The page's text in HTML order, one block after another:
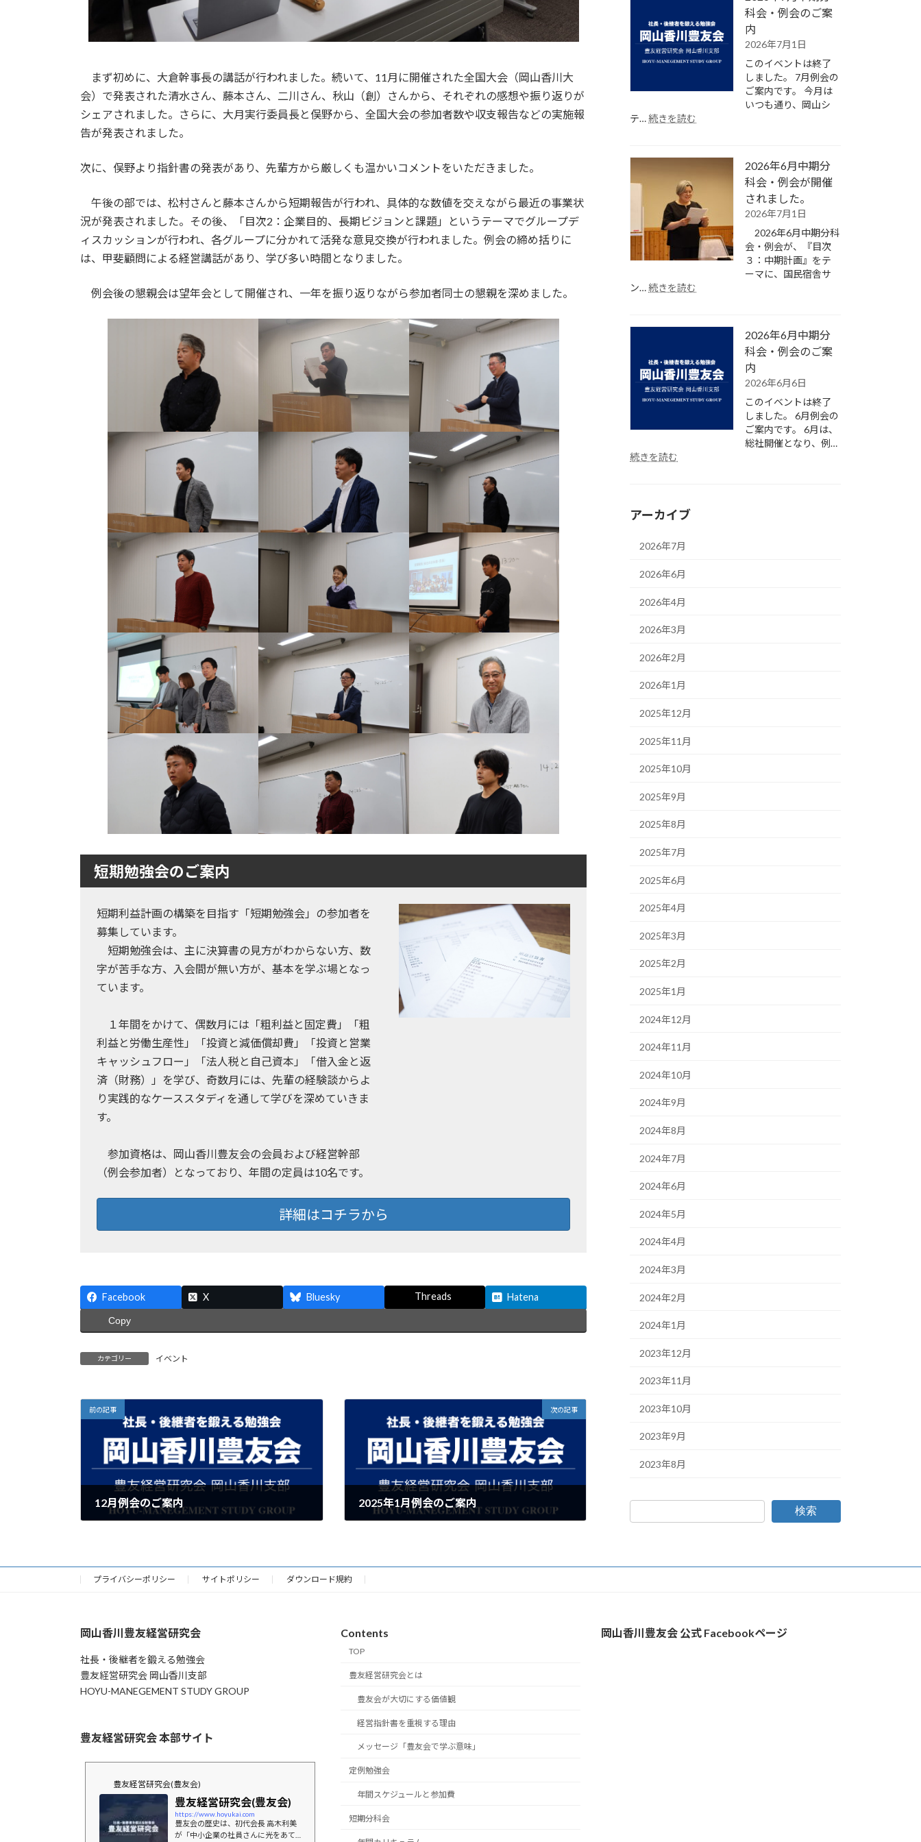
まず初めに、大倉幹事長の講話が行われました。続いて、11月に開催された全国大会（岡山香川大
会）で発表された清水さん、藤本さん、二川さん、秋山（創）さんから、それぞれの感想や振り返りが
シェアされました。さらに、大月実行委員長と俣野から、全国大会の参加者数や収支報告などの実施報
告が発表されました。
次に、俣野より指針書の発表があり、先輩方から厳しくも温かいコメントをいただきました。
午後の部では、松村さんと藤本さんから短期報告が行われ、具体的な数値を交えながら最近の事業状
況が発表されました。その後、「目次2：企業目的、長期ビジョンと課題」というテーマでグループデ
ィスカッションが行われ、各グループに分かれて活発な意見交換が行われました。例会の締め括りに
は、甲斐顧問による経営講話があり、学び多い時間となりました。
例会後の懇親会は望年会として開催され、一年を振り返りながら参加者同士の懇親を深めました。
短期勉強会のご案内
短期利益計画の構築を目指す「短期勉強会」の参加者を
募集しています。
短期勉強会は、主に決算書の見方がわからない方、数
字が苦手な方、入会間が無い方が、基本を学ぶ場となっ
ています。
１年間をかけて、偶数月には「粗利益と固定費」「粗
利益と労働生産性」「投資と減価償却費」「投資と営業
キャッシュフロー」「法人税と自己資本」「借入金と返
済（財務）」を学び、奇数月には、先輩の経験談からよ
り実践的なケーススタディを通して学びを深めていきま
す。
参加資格は、岡山香川豊友会の会員および経営幹部
（例会参加者）となっており、年間の定員は10名です。
詳細はコチラから
Facebook X Bluesky Threads Hatena
Copy
カテゴリー イベント
前の記事
12月例会のご案内
次の記事
2025年1月例会のご案内
期
分
科
会・
会
れ
科会・例会のご案
内
2026年7月1日
このイベントは終了
しました。 7月例会の
ご案内です。 今月は
いつも通り、岡山シ
テ…続きを読む
2026
分
科
会・
例
会
ご
2026年6月中期分
科会・例会が開催
されました。
2026年7月1日
2026年6月中期分科
会・例会が、『目次
３：中期計画』をテ
ーマに、国民宿舎サ
ン…続きを読む
2026
期
分
科
会・
会
2026年6月中期分
科会・例会のご案
内
2026年6月6日
このイベントは終了
しました。 6月例会の
ご案内です。 6月は、
総社開催となり、例…
続きを読む
2026
中
分
会・
会
ご
内
アーカイブ
2026年7月
2026年6月
2026年4月
2026年3月
2026年2月
2026年1月
2025年12月
2025年11月
2025年10月
2025年9月
2025年8月
2025年7月
2025年6月
2025年4月
2025年3月
2025年2月
2025年1月
2024年12月
2024年11月
2024年10月
2024年9月
2024年8月
2024年7月
2024年6月
2024年5月
2024年4月
2024年3月
2024年2月
2024年1月
2023年12月
2023年11月
2023年10月
2023年9月
2023年8月
検索
プライバシーポリシー サイトポリシー ダウンロード規約
岡山香川豊友経営研究会
社長・後継者を鍛える勉強会
豊友経営研究会 岡山香川支部
HOYU-MANEGEMENT STUDY GROUP
豊友経営研究会 本部サイト
豊友経営研究会(豊友会)
豊友経営研究会(豊友会)
https://www.hoyukai.com
豊友会の歴史は、初代会長 高木利美
が「中小企業の社員さんに光をあて
Contents
TOP
豊友経営研究会とは
豊友会が大切にする価値観
経営指針書を重視する理由
メッセージ「豊友会で学ぶ意味」
定例勉強会
年間スケジュールと参加費
短期分科会
岡山香川豊友会 公式 Facebookページ